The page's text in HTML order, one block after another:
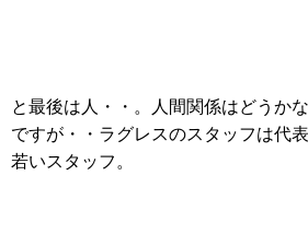
と最後は人・・。人間関係はどうか
ですが・・ラグレスのスタッフは代
若いスタッフ。